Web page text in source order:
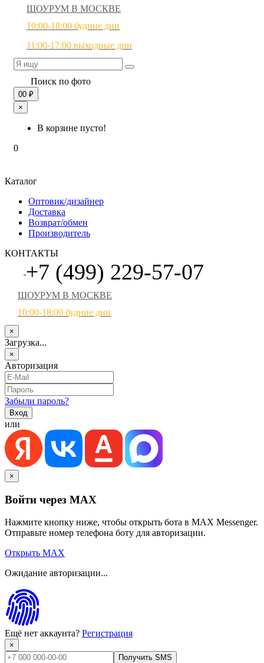
ШОУРУМ В МОСКВЕ
10:00-18:00 будние дни
11:00-17:00 выходные дни
Поиск по фото
00 ₽
×
В корзине пусто!
0
Каталог
Оптовик/дизайнер
Доставка
Возврат/обмен
Производитель
КОНТАКТЫ
+7 (499) 229-57-07
ШОУРУМ В МОСКВЕ
10:00-18:00 будние дни
×
Загрузка...
×
Авторизация
Забыли пароль?
или
×
Войти через MAX
Нажмите кнопку ниже, чтобы открыть бота в MAX Messenger.
Отправьте номер телефона боту для авторизации.
Открыть MAX
Ожидание авторизации...
Ещё нет аккаунта? Регистрация
×
Получить SMS